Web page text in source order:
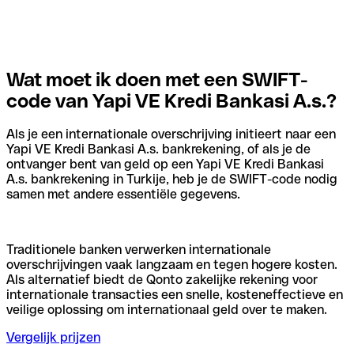
Wat moet ik doen met een SWIFT-
code van Yapi VE Kredi Bankasi A.s.?
Als je een internationale overschrijving initieert naar een
Yapi VE Kredi Bankasi A.s. bankrekening, of als je de
ontvanger bent van geld op een Yapi VE Kredi Bankasi
A.s. bankrekening in Turkije, heb je de SWIFT-code nodig
samen met andere essentiële gegevens.
Traditionele banken verwerken internationale
overschrijvingen vaak langzaam en tegen hogere kosten.
Als alternatief biedt de Qonto zakelijke rekening voor
internationale transacties een snelle, kosteneffectieve en
veilige oplossing om internationaal geld over te maken.
Vergelijk prijzen